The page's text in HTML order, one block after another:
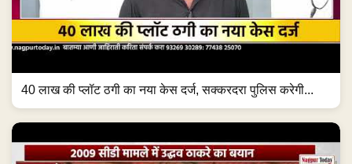
40 लाख की प्लॉट ठगी का नया केस दर्ज, सक्करदरा पुलिस करेगी...